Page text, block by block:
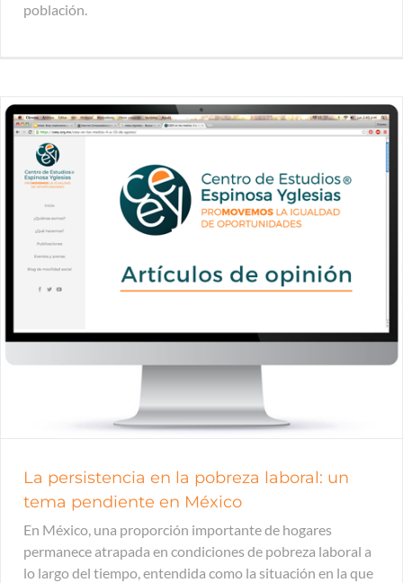
población.
La persistencia en la pobreza laboral: un
tema pendiente en México
En México, una proporción importante de hogares
permanece atrapada en condiciones de pobreza laboral a
lo largo del tiempo, entendida como la situación en la que